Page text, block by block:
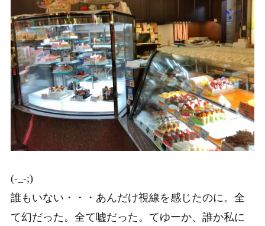
(-_-;)
誰もいない・・・あんだけ視線を感じたのに。全
て幻だった。全て嘘だった。てゆーか、誰か私に